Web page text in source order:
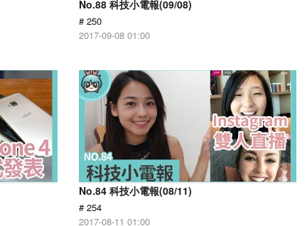
No.88 科技小電報(09/08)
# 250
2017-09-08 01:00
No.84 科技小電報(08/11)
# 254
2017-08-11 01:00